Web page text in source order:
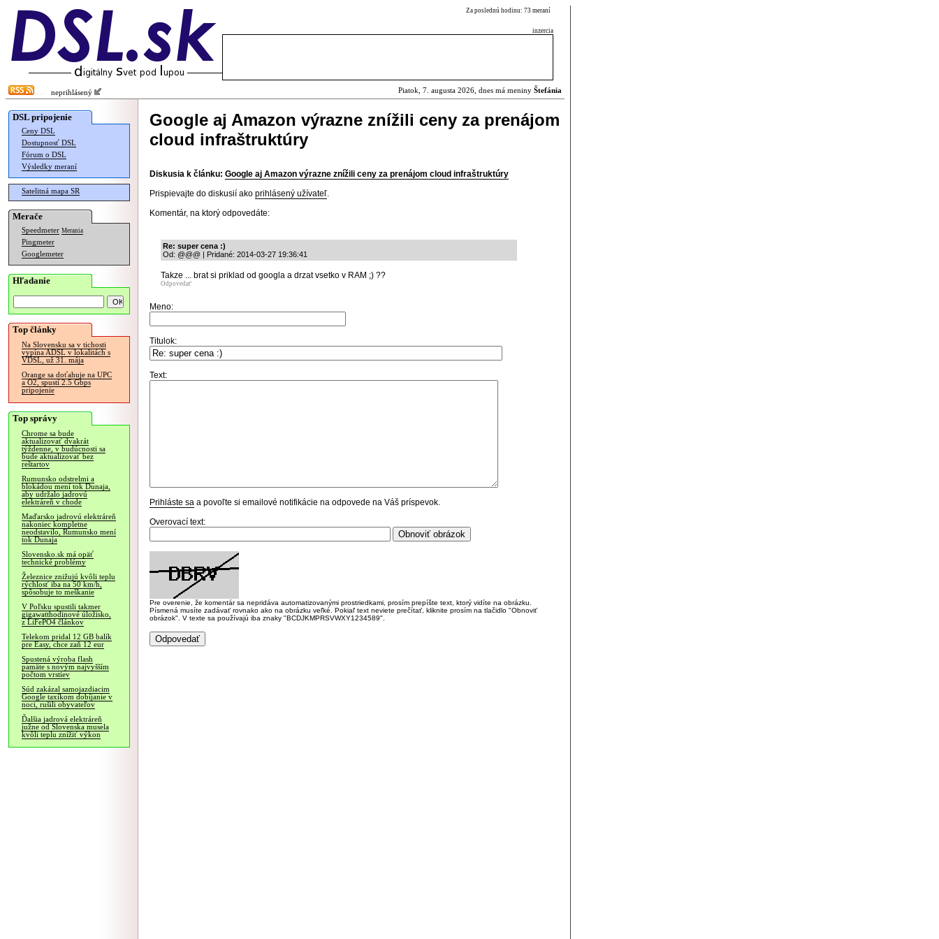
Za poslednú hodinu: 73 meraní
inzercia
neprihlásený Piatok, 7. augusta 2026, dnes má meniny Štefánia
DSL pripojenie
Ceny DSL
Dostupnosť DSL
Fórum o DSL
Výsledky meraní
Satelitná mapa SR
Merače
Speedmeter Merania
Pingmeter
Googlemeter
Hľadanie
Top články
Na Slovensku sa v tichosti
vypína ADSL v lokalitách s
VDSL, už 31. mája
Orange sa doťahuje na UPC
a O2, spustí 2.5 Gbps
pripojenie
Top správy
Chrome sa bude
aktualizovať dvakrát
týždenne, v budúcnosti sa
bude aktualizovať bez
reštartov
Rumunsko odstrelmi a
blokádou mení tok Dunaja,
aby udržalo jadrovú
elektráreň v chode
Maďarsko jadrovú elektráreň
nakoniec kompletne
neodstavilo, Rumunsko mení
tok Dunaja
Slovensko.sk má opäť
technické problémy
Železnice znižujú kvôli teplu
rýchlosť iba na 50 km/h,
spôsobuje to meškanie
V Poľsku spustili takmer
gigawatthodinové úložisko,
z LiFePO4 článkov
Telekom pridal 12 GB balík
pre Easy, chce zaň 12 eur
Spustená výroba flash
pamäte s novým najvyšším
počtom vrstiev
Súd zakázal samojazdiacim
Google taxíkom dobíjanie v
noci, rušili obyvateľov
Ďalšia jadrová elektráreň
južne od Slovenska musela
kvôli teplu znížiť výkon
Google aj Amazon výrazne znížili ceny za prenájom
cloud infraštruktúry
Diskusia k článku: Google aj Amazon výrazne znížili ceny za prenájom cloud infraštruktúry
Prispievajte do diskusií ako prihlásený užívateľ.
Komentár, na ktorý odpovedáte:
Re: super cena :)
Od: @@@ | Pridané: 2014-03-27 19:36:41
Takze ... brat si priklad od googla a drzat vsetko v RAM ;) ??
Odpovedať
Meno:
Titulok:
Text:
Prihláste sa a povoľte si emailové notifikácie na odpovede na Váš príspevok.
Overovací text:
Pre overenie, že komentár sa nepridáva automatizovanými prostriedkami, prosím prepíšte text, ktorý vidíte na obrázku.
Písmená musíte zadávať rovnako ako na obrázku veľké. Pokiaľ text neviete prečítať, kliknite prosím na tlačidlo "Obnoviť
obrázok". V texte sa používajú iba znaky "BCDJKMPRSVWXY1234589".